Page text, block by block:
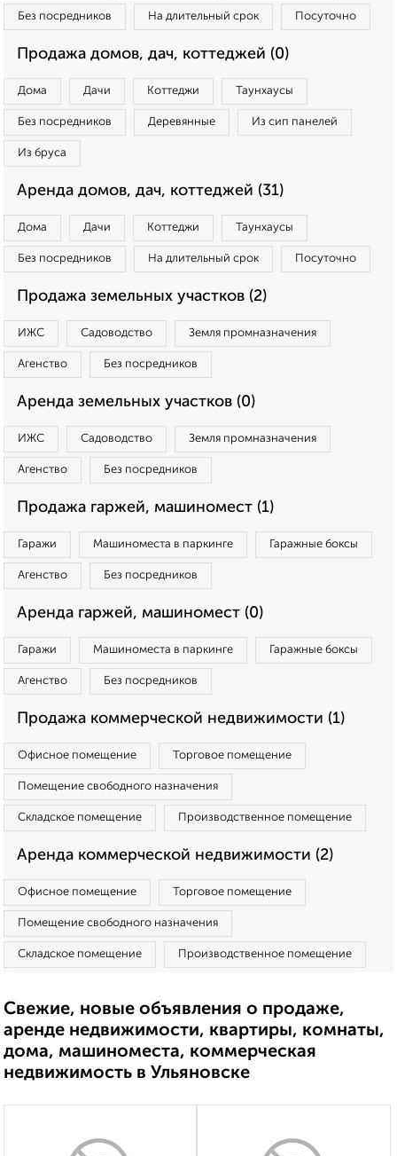
Без посредников На длительный срок Посуточно
Продажа домов, дач, коттеджей (0)
Дома Дачи Коттеджи Таунхаусы
Без посредников Деревянные Из сип панелей
Из бруса
Аренда домов, дач, коттеджей (31)
Дома Дачи Коттеджи Таунхаусы
Без посредников На длительный срок Посуточно
Продажа земельных участков (2)
ИЖС Садоводство Земля промназначения
Агенство Без посредников
Аренда земельных участков (0)
ИЖС Садоводство Земля промназначения
Агенство Без посредников
Продажа гаржей, машиномест (1)
Гаражи Машиноместа в паркинге Гаражные боксы
Агенство Без посредников
Аренда гаржей, машиномест (0)
Гаражи Машиноместа в паркинге Гаражные боксы
Агенство Без посредников
Продажа коммерческой недвижимости (1)
Офисное помещение Торговое помещение
Помещение свободного назначения
Складское помещение Производственное помещение
Аренда коммерческой недвижимости (2)
Офисное помещение Торговое помещение
Помещение свободного назначения
Складское помещение Производственное помещение
Свежие, новые объявления о продаже,
аренде недвижимости, квартиры, комнаты,
дома, машиноместа, коммерческая
недвижимость в Ульяновске